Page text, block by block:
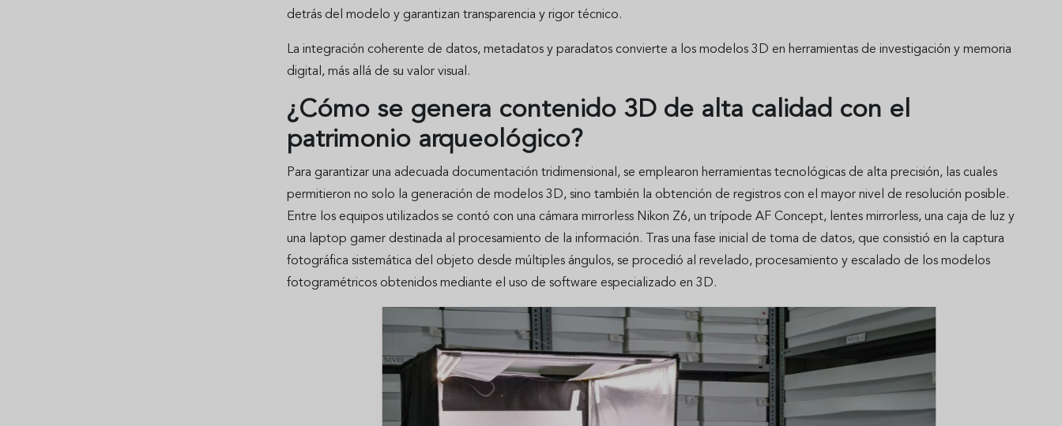
detrás del modelo y garantizan transparencia y rigor técnico.
La integración coherente de datos, metadatos y paradatos convierte a los modelos 3D en herramientas de investigación y memoria
digital, más allá de su valor visual.
¿Cómo se genera contenido 3D de alta calidad con el
patrimonio arqueológico?
Para garantizar una adecuada documentación tridimensional, se emplearon herramientas tecnológicas de alta precisión, las cuales
permitieron no solo la generación de modelos 3D, sino también la obtención de registros con el mayor nivel de resolución posible.
Entre los equipos utilizados se contó con una cámara mirrorless Nikon Z6, un trípode AF Concept, lentes mirrorless, una caja de luz y
una laptop gamer destinada al procesamiento de la información. Tras una fase inicial de toma de datos, que consistió en la captura
fotográfica sistemática del objeto desde múltiples ángulos, se procedió al revelado, procesamiento y escalado de los modelos
fotogramétricos obtenidos mediante el uso de software especializado en 3D.